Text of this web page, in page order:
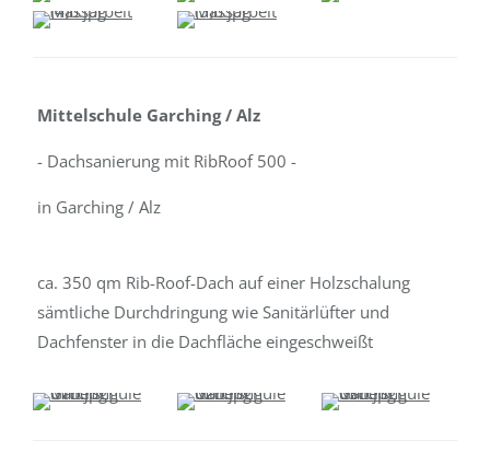
Mittelschule Garching / Alz
- Dachsanierung mit RibRoof 500 -
in Garching / Alz
ca. 350 qm Rib-Roof-Dach auf einer Holzschalung
sämtliche Durchdringung wie Sanitärlüfter und
Dachfenster in die Dachfläche eingeschweißt